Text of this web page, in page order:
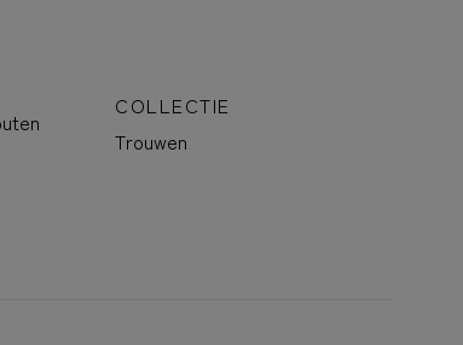
COLLECTIE
Trouwen